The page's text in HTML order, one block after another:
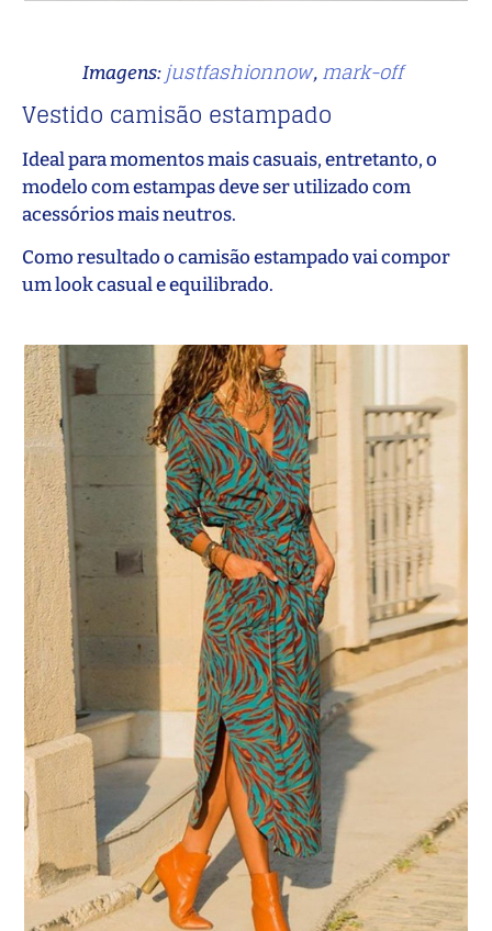
Imagens:justfashionnow, mark-off
Vestido camisão estampado
Ideal para momentos mais casuais, entretanto, o
modelo com estampas deve ser utilizado com
acessórios mais neutros.
Como resultado o camisão estampado vai compor
um look casual e equilibrado.